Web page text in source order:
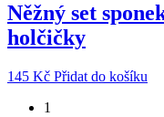
Něžný set
holčičky
145 Kč Přidat do košíku
1